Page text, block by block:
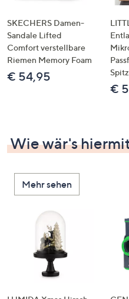
SKECHERS Damen-
Sandale Lifted
Comfort verstellbare
Riemen Memory Foam
€ 54,95
€
Wie wär's
Mehr sehen